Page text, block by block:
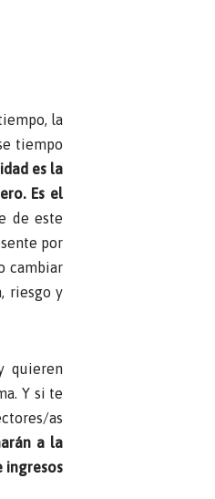
la
tiempo
es la
Es el
de este
por
cambiar
riesgo y
quieren
Y si te
as
a la
ingresos